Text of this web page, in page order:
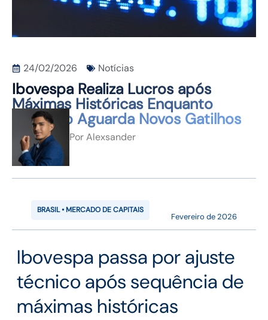
24/02/2026 Notícias
Ibovespa Realiza Lucros após
Máximas Históricas Enquanto
Mercado Aguarda Novos Gatilhos
PorAlexsander
BRASIL • MERCADO DE CAPITAIS
Fevereiro de 2026
Ibovespa passa por ajuste
técnico após sequência de
máximas históricas